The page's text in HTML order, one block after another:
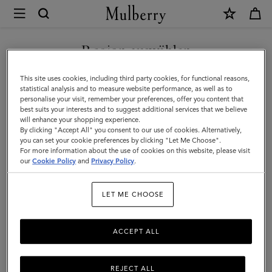
Mulberry
Die
Scotchgrain-
Edition
Entdecken Sie die gesamte Scotchgrain-Kollektion, unser
traditionelles Material, das aus rekombinierten biobasierten und
recycelten Materialien besteht und mit einer unverwechselbaren
Kieselstruktur geprägt ist.
33Products
Region auswählen
Sie befinden sich auf unserer Seite für Österreich, aber wir
haben festgestellt, dass Sie hier sind: Vereinigte Staaten.
SEITE FÜR VEREINIGTE
STAATEN BESUCHEN
AUF FOLGENDER WEBSEITE
FORTFAHREN: ÖSTERREICH
This site uses cookies, including third party cookies, for functional reasons,
statistical analysis and to measure website performance, as well as to
personalise your visit, remember your preferences, offer you content that
best suits your interests and to suggest additional services that we believe
will enhance your shopping experience.
By clicking "Accept All" you consent to our use of cookies. Alternatively,
you can set your cookie preferences by clicking "Let Me Choose".
For more information about the use of cookies on this website, please visit
ourCookie Policy and Privacy Policy.
LET ME CHOOSE
REJECT ALL
ACCEPT ALL